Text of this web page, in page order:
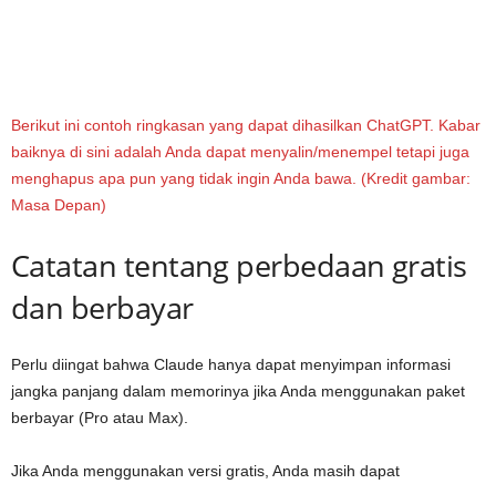
Berikut ini contoh ringkasan yang dapat dihasilkan ChatGPT. Kabar
baiknya di sini adalah Anda dapat menyalin/menempel tetapi juga
menghapus apa pun yang tidak ingin Anda bawa. (Kredit gambar:
Masa Depan)
Catatan tentang perbedaan gratis
dan berbayar
Perlu diingat bahwa Claude hanya dapat menyimpan informasi
jangka panjang dalam memorinya jika Anda menggunakan paket
berbayar (Pro atau Max).
Jika Anda menggunakan versi gratis, Anda masih dapat